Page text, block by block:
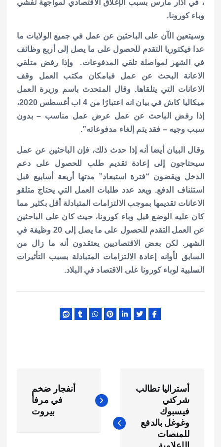
، في اذار مارس بسبب الإغلاق الاقتصادي لمواجهة تفشي
وباء كورونا.
وسيتعين الآن على الباحثين عن عمل في جميع الولايات ما
عدا فيكتوريا التقدم للحصول على ما يصل إلى أربع وظائف
في الشهر لمواصلة تلقي المدفوعات. وإذا رفض متلقي
الاعانة البحث عن عمل فبامكان مكتب العمل وقف
الاعانات التي يتلقاها. وقال المتحدث باسم وزيرة العمل
ميكاليا كاش في بيان انه اعتبارًا من 4 اب أغسطس 2020،
إذا رفض الباحث عن عمل عرض عمل مناسب – بدون
سبب وجيه – فقد يتم إلغاء مدفوعاته”.
وقال البيان أيضا أنه إذا حدث ذلك، فإن الباحثين عن عمل
سيحتاجون إلى إعادة تقديم طلب للحصول على دعم
الدخل ويقضون “فترة استبعاد” مدتها أربعة أسابيع قبل
استئناف الدفع. ويعد عدد طلبات العمل التي يحتاج متلقو
الاعانات تقديمها بموجب الالتزامات المتبادلة أقل بكثير مما
كان عليه الوضع قبل وباء كورونا، حيث كان على الباحثين
عن العمل التقدم للحصول على ما يصل إلى 20 وظيفة في
الشهر. لكن بعض الاقتصاديين يعتقدون أنه ما زال من
السابق لأوانه إعادة الالتزامات المتبادلة بسبب التأثيرات
السلبية لوباء كورونا على الاقتصاد في البلاد.
ص
أستراليا تطالب
شركتي
فيسبوك
وغوغل بالدفع
للمنصات
أنفجار ضخم
في مرفأ
بيروت